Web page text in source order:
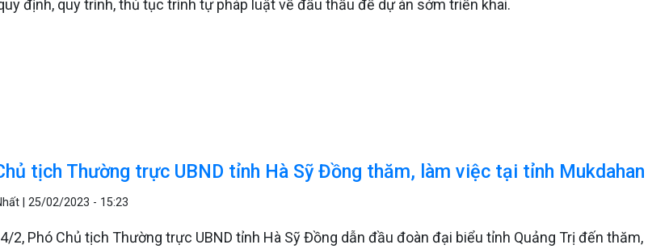
định, quy trình, thủ tục trình tự pháp luật về đấu thầu để dự án sớm triển khai.
tịch Thường trực UBND tỉnh Hà Sỹ Đồng thăm, làm việc tại tỉnh Mukdahan
|25/02/2023 - 15:23
2, Phó Chủ tịch Thường trực UBND tỉnh Hà Sỹ Đồng dẫn đầu đoàn đại biểu tỉnh Quảng Trị đến thăm,